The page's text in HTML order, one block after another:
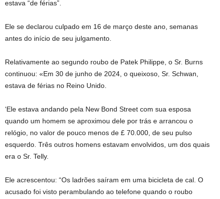
estava “de férias”.
Ele se declarou culpado em 16 de março deste ano, semanas
antes do início de seu julgamento.
Relativamente ao segundo roubo de Patek Philippe, o Sr. Burns
continuou: «Em 30 de junho de 2024, o queixoso, Sr. Schwan,
estava de férias no Reino Unido.
‘Ele estava andando pela New Bond Street com sua esposa
quando um homem se aproximou dele por trás e arrancou o
relógio, no valor de pouco menos de £ 70.000, de seu pulso
esquerdo. Três outros homens estavam envolvidos, um dos quais
era o Sr. Telly.
Ele acrescentou: “Os ladrões saíram em uma bicicleta de cal. O
acusado foi visto perambulando ao telefone quando o roubo